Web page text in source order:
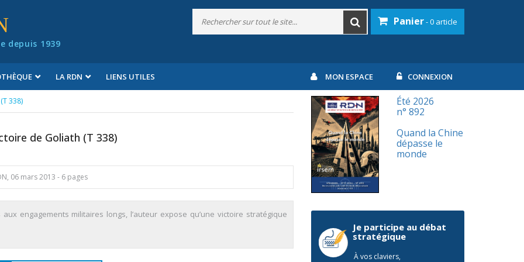
depuis 1939
Panier- 0 article
LA RDN LIENS UTILES MON ESPACE CONNEXION
338)
de Goliath (T 338)
06 mars 2013 - 6 pages
engagements militaires longs, l’auteur expose qu’une victoire stratégique
Été 2026
n° 892
Quand la Chine
dépasse le
monde
Je participe au débat
stratégique
À vos claviers,